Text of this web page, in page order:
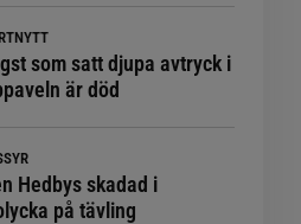
som satt djupa avtryck i
är död
Hedbys skadad i
på tävling